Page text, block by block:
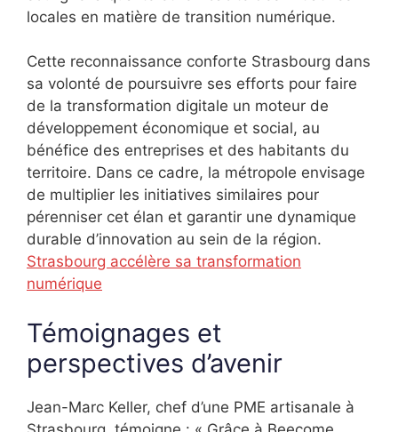
locales en matière de transition numérique.
Cette reconnaissance conforte Strasbourg dans
sa volonté de poursuivre ses efforts pour faire
de la transformation digitale un moteur de
développement économique et social, au
bénéfice des entreprises et des habitants du
territoire. Dans ce cadre, la métropole envisage
de multiplier les initiatives similaires pour
pérenniser cet élan et garantir une dynamique
durable d’innovation au sein de la région.
Strasbourg accélère sa transformation
numérique
Témoignages et
perspectives d’avenir
Jean-Marc Keller, chef d’une PME artisanale à